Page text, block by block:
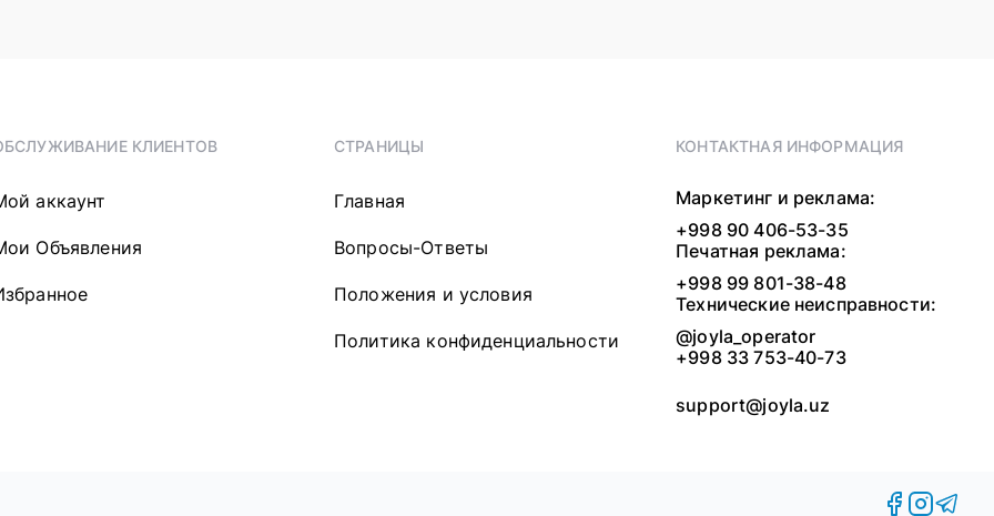
КЛИЕНТОВ
аккаунт
Объявления
СТРАНИЦЫ
Главная
Вопросы-Ответы
Положения и условия
Политика конфиденциальности
КОНТАКТНАЯ ИНФОРМАЦИЯ
Маркетинг и реклама:
+998 90 406-53-35
Печатная реклама:
+998 99 801-38-48
Технические неисправности:
@joyla_operator
+998 33 753-40-73
support@joyla.uz